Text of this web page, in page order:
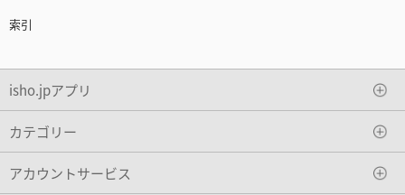
索引
isho.jpアプリ
カテゴリー
アカウントサービス